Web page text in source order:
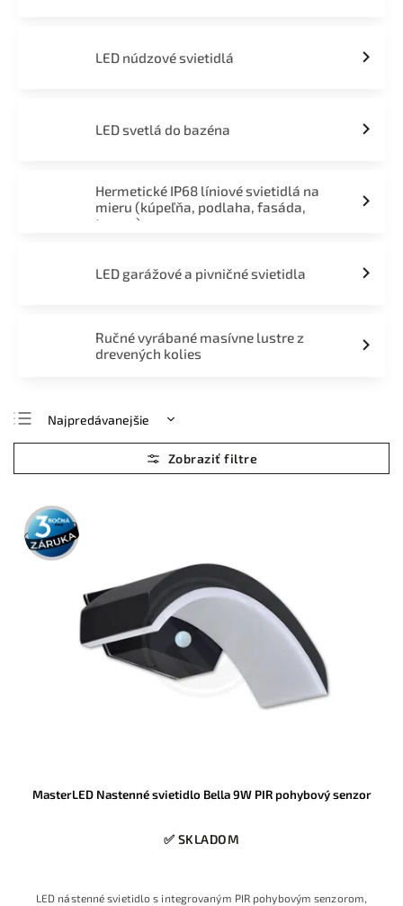
LED núdzové svietidlá
LED svetlá do bazéna
Hermetické IP68 líniové svietidlá na
mieru (kúpeľňa, podlaha, fasáda,
terasa)
LED garážové a pivničné svietidla
Ručné vyrábané masívne lustre z
drevených kolies
Najpredávanejšie
Najlacnejšie
Najdrahšie
Abecedne
3 roky
záruka
MasterLED Nastenné svietidlo Bella 9W PIR pohybový senzor
✅ SKLADOM
LED nástenné svietidlo s integrovaným PIR pohybovým senzorom,